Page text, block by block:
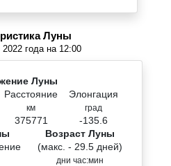
Луны
года на 12:00
Луны
Расстояние
км
375771
Элонгация
град
-135.6
Возраст Луны
(макс. - 29.5 дней)
дни час:мин